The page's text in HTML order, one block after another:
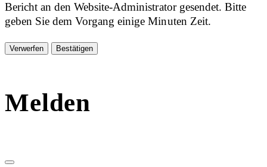
Bericht an den Website-Administrator gesendet. Bitte
geben Sie dem Vorgang einige Minuten Zeit.
Bestätigen
Melden